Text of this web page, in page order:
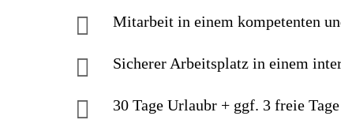
Mitarbeit in einem kompetenten
Sicherer Arbeitsplatz in einem
30 Tage Urlaubr + ggf. 3 freie